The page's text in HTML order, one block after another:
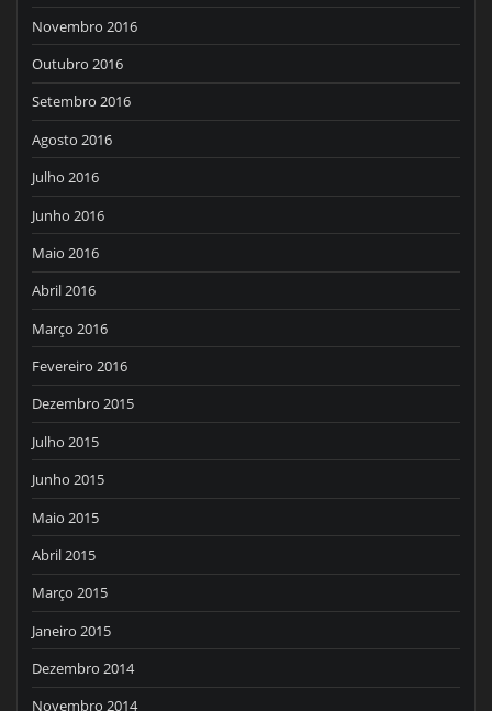
Novembro 2016
Outubro 2016
Setembro 2016
Agosto 2016
Julho 2016
Junho 2016
Maio 2016
Abril 2016
Março 2016
Fevereiro 2016
Dezembro 2015
Julho 2015
Junho 2015
Maio 2015
Abril 2015
Março 2015
Janeiro 2015
Dezembro 2014
Novembro 2014